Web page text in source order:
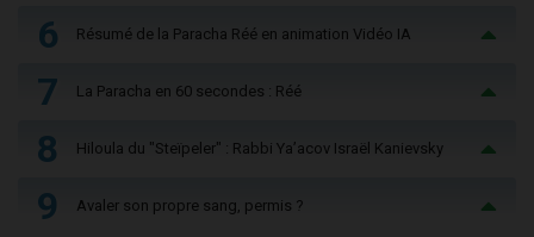
6 Résumé de la Paracha Réé en animation Vidéo IA
7 La Paracha en 60 secondes : Réé
8 Hiloula du "Steïpeler" : Rabbi Ya’acov Israël Kanievsky
9 Avaler son propre sang, permis ?